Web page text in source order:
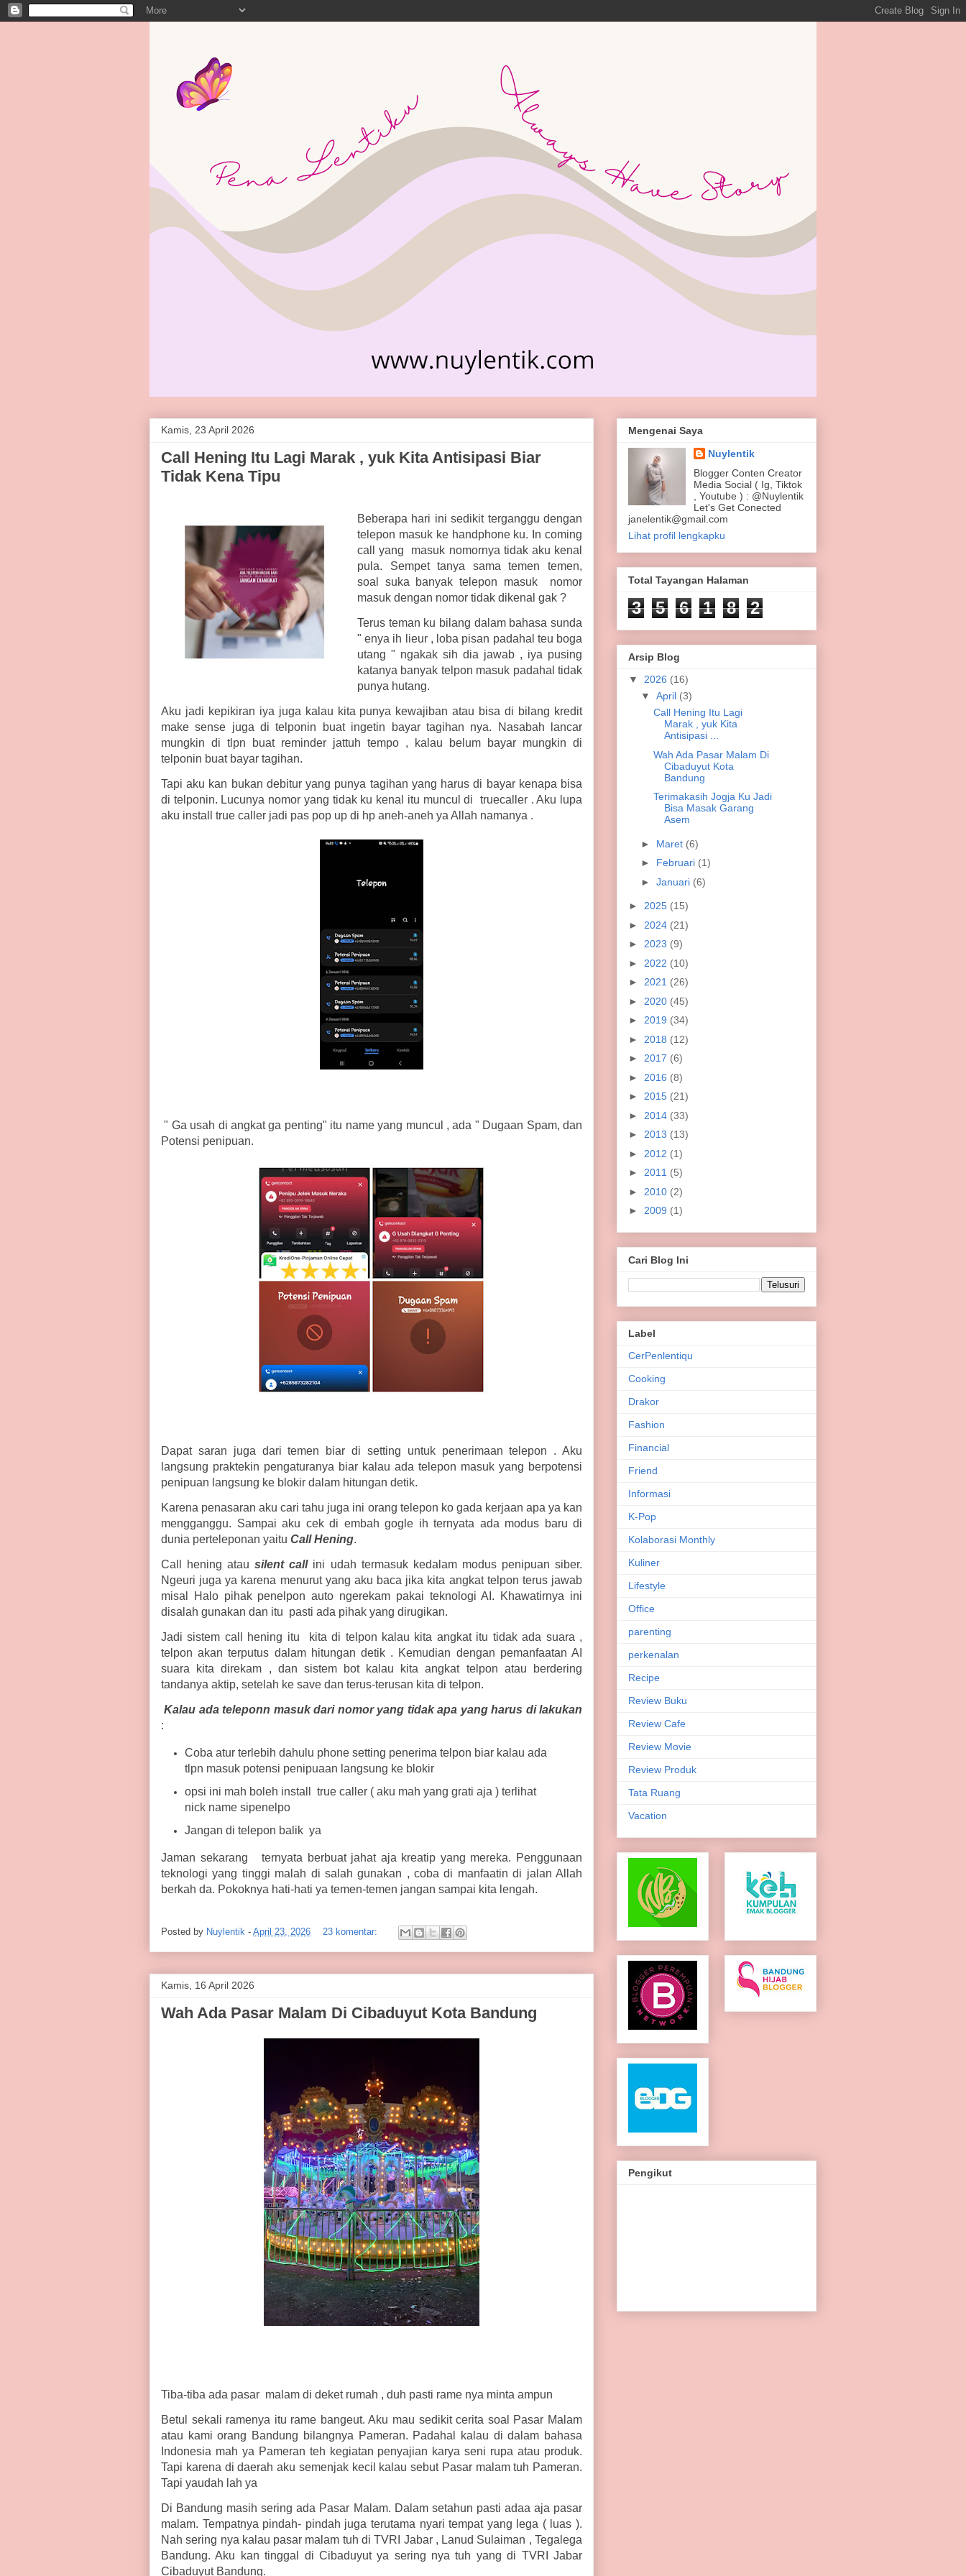
Kamis, 23 April 2026
Call Hening Itu Lagi Marak , yuk Kita Antisipasi Biar
Tidak Kena Tipu
Beberapa hari ini sedikit terganggu dengan
telepon masuk ke handphone ku. In coming
call yang masuk nomornya tidak aku kenal
pula. Sempet tanya sama temen temen,
soal suka banyak telepon masuk nomor
masuk dengan nomor tidak dikenal gak ?
Terus teman ku bilang dalam bahasa sunda
" enya ih lieur , loba pisan padahal teu boga
utang " ngakak sih dia jawab , iya pusing
katanya banyak telpon masuk padahal tidak
punya hutang.
Aku jadi kepikiran iya juga kalau kita punya kewajiban atau bisa di bilang kredit
make sense juga di telponin buat ingetin bayar tagihan nya. Nasabah lancar
mungkin di tlpn buat reminder jattuh tempo , kalau belum bayar mungkin di
telponin buat bayar tagihan.
Tapi aku kan bukan debitur yang punya tagihan yang harus di bayar kenapa bisa
di telponin. Lucunya nomor yang tidak ku kenal itu muncul di truecaller . Aku lupa
aku install true caller jadi pas pop up di hp aneh-aneh ya Allah namanya .
" Ga usah di angkat ga penting" itu name yang muncul , ada " Dugaan Spam, dan
Potensi penipuan.
Dapat saran juga dari temen biar di setting untuk penerimaan telepon . Aku
langsung praktekin pengaturanya biar kalau ada telepon masuk yang berpotensi
penipuan langsung ke blokir dalam hitungan detik.
Karena penasaran aku cari tahu juga ini orang telepon ko gada kerjaan apa ya kan
mengganggu. Sampai aku cek di embah gogle ih ternyata ada modus baru di
dunia perteleponan yaitu Call Hening.
Call hening atausilent call ini udah termasuk kedalam modus penipuan siber.
Ngeuri juga ya karena menurut yang aku baca jika kita angkat telpon terus jawab
misal Halo pihak penelpon auto ngerekam pakai teknologi AI.
Khawatirnya ini
disalah gunakan dan itu pasti ada pihak yang dirugikan.
Jadi sistem call hening itu kita di telpon kalau kita angkat itu tidak ada suara ,
telpon akan terputus dalam hitungan detik . Kemudian dengan pemanfaatan AI
suara kita direkam , dan sistem bot kalau kita angkat telpon atau berdering
tandanya aktip, setelah ke save dan terus-terusan kita di telpon.
Kalau ada teleponn masuk dari nomor yang tidak apa yang harus di lakukan
:
Coba atur terlebih dahulu phone setting penerima telpon biar kalau ada
tlpn masuk potensi penipuaan langsung ke blokir
opsi ini mah boleh install true caller ( aku mah yang grati aja ) terlihat
nick name sipenelpo
Jangan di telepon balik ya
Jaman sekarang ternyata berbuat jahat aja kreatip yang mereka. Penggunaan
teknologi yang tinggi malah di salah gunakan , coba di manfaatin di jalan Allah
berkah da. Pokoknya hati-hati ya temen-temen jangan sampai kita lengah.
Posted by Nuylentik - April 23, 2026 23 komentar:
Kamis, 16 April 2026
Wah Ada Pasar Malam Di Cibaduyut Kota Bandung
Tiba-tiba ada pasar malam di deket rumah , duh pasti rame nya minta ampun
Betul sekali ramenya itu rame bangeut. Aku mau sedikit cerita soal Pasar Malam
atau kami orang Bandung bilangnya Pameran. Padahal kalau di dalam bahasa
Indonesia mah ya Pameran teh kegiatan penyajian karya seni rupa atau produk.
Tapi karena di daerah aku semenjak kecil kalau sebut Pasar malam tuh Pameran.
Tapi yaudah lah ya
Di Bandung masih sering ada Pasar Malam. Dalam setahun pasti adaa aja pasar
malam. Tempatnya pindah- pindah juga terutama nyari tempat yang lega ( luas ).
Nah sering nya kalau pasar malam tuh di TVRI Jabar , Lanud Sulaiman , Tegalega
Bandung. Aku kan tinggal di Cibaduyut ya sering nya tuh yang di TVRI Jabar
Cibaduyut Bandung.
Mengenai Saya
Nuylentik
Blogger Conten Creator
Media Social ( Ig, Tiktok
, Youtube ) : @Nuylentik
Let's Get Conected
janelentik@gmail.com
Lihat profil lengkapku
Total Tayangan Halaman
3 5 6 1 8 2
Arsip Blog
▼ 2026 (16)
▼ April (3)
Call Hening Itu Lagi
Marak , yuk Kita
Antisipasi ...
Wah Ada Pasar Malam Di
Cibaduyut Kota
Bandung
Terimakasih Jogja Ku Jadi
Bisa Masak Garang
Asem
► Maret (6)
► Februari (1)
► Januari (6)
► 2025 (15)
► 2024 (21)
► 2023 (9)
► 2022 (10)
► 2021 (26)
► 2020 (45)
► 2019 (34)
► 2018 (12)
► 2017 (6)
► 2016 (8)
► 2015 (21)
► 2014 (33)
► 2013 (13)
► 2012 (1)
► 2011 (5)
► 2010 (2)
► 2009 (1)
Cari Blog Ini
Label
CerPenlentiqu
Cooking
Drakor
Fashion
Financial
Friend
Informasi
K-Pop
Kolaborasi Monthly
Kuliner
Lifestyle
Office
parenting
perkenalan
Recipe
Review Buku
Review Cafe
Review Movie
Review Produk
Tata Ruang
Vacation
Pengikut